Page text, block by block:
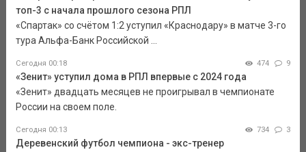
топ-3 с начала прошлого сезона РПЛ
«Спартак» со счётом 1:2 уступил «Краснодару» в матче 3-го
тура Альфа-Банк Российской ...
Сегодня 00:18 474 9
«Зенит» уступил дома в РПЛ впервые с 2024 года
«Зенит» двадцать месяцев не проигрывал в чемпионате
России на своем поле.
Сегодня 00:13 734 3
Деревенский футбол чемпиона - экс-тренер